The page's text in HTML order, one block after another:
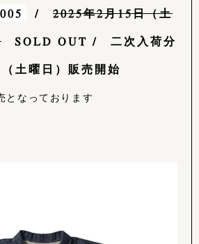
/ 2025年2月15日（土
SOLD OUT / 二次入荷分
土曜日）販売開始
となっております